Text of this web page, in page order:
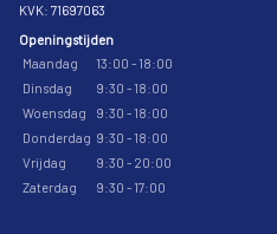
KVK: 71697063
Openingstijden
Maandag
13:00 - 18:00
Dinsdag
9:30 - 18:00
Woensdag
9:30 - 18:00
Donderdag 9:30 - 18:00
Vrijdag
9:30 - 20:00
Zaterdag
9:30 - 17:00